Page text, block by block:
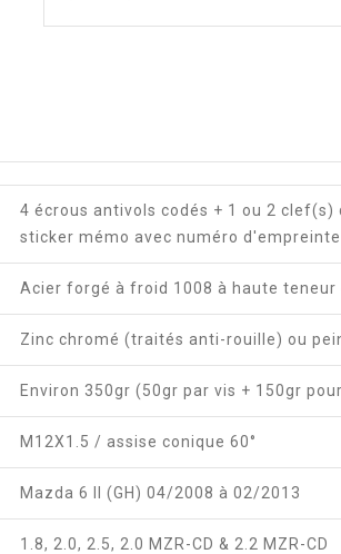
4 écrous antivols codés + 1 ou 2
sticker mémo avec numéro d'empreinte
Acier forgé à froid 1008 à haute teneur
Zinc chromé (traités anti-rouille) ou
Environ 350gr (50gr par vis + 150gr
M12X1.5 / assise conique 60°
Mazda 6 II (GH) 04/2008 à 02/2013
1.8, 2.0, 2.5, 2.0 MZR-CD & 2.2 MZR-CD